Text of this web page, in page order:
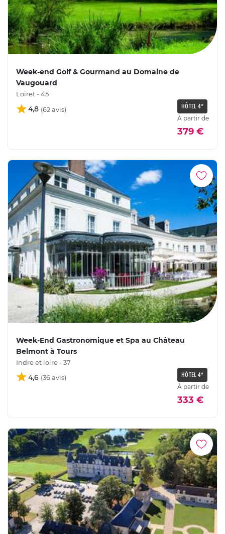
Week-end Golf & Gourmand au Domaine de
Vaugouard
Loiret - 45
4,8 HÔTEL 4*
À partir de
379 €
Week-End Gastronomique et Spa au Château
Belmont à Tours
Indre et loire - 37
4,6 HÔTEL 4*
À partir de
333 €